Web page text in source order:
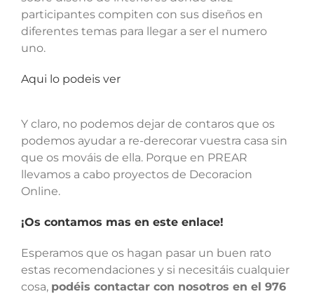
participantes compiten con sus diseños en
diferentes temas para llegar a ser el numero
uno.
Aqui lo podeis ver
Y claro, no podemos dejar de contaros que os
podemos ayudar a re-derecorar vuestra casa sin
que os mováis de ella. Porque en PREAR
llevamos a cabo proyectos de Decoracion
Online.
¡Os contamos mas en este enlace!
Esperamos que os hagan pasar un buen rato
estas recomendaciones y si necesitáis cualquier
cosa, podéis contactar con nosotros en el 976